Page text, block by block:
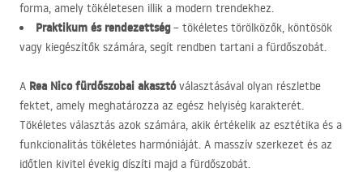
forma, amely tökéletesen illik a modern trendekhez.
Praktikum és rendezettség– tökéletes törölközők, köntösök
vagy kiegészítők számára, segít rendben tartani a fürdőszobát.
A Rea Nico fürdőszobai akasztóválasztásával olyan részletbe
fektet, amely meghatározza az egész helyiség karakterét.
Tökéletes választás azok számára, akik értékelik az esztétika és a
funkcionalitás tökéletes harmóniáját. A masszív szerkezet és az
időtlen kivitel évekig díszíti majd a fürdőszobát.